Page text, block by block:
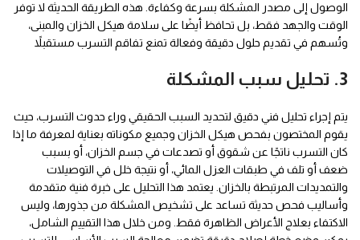
الوصول إلى مصدر المشكلة بسرعة وكفاءة. هذه الطريقة الحديثة لا توفر
الوقت والجهد فقط، بل تحافظ أيضًا على سلامة هيكل الخزان والمبنى،
وتُسهم في تقديم حلول دقيقة وفعالة تمنع تفاقم التسرب مستقبلاً
3. تحليل سبب المشكلة
يتم إجراء تحليل فني دقيق لتحديد السبب الحقيقي وراء حدوث التسرب، حيث
يقوم المختصون بفحص هيكل الخزان وجميع مكوناته بعناية لمعرفة ما إذا
كان التسرب ناتجًا عن شقوق أو تصدعات في جسم الخزان، أو بسبب
ضعف أو تلف في طبقات العزل المائي، أو نتيجة خلل في التوصيلات
والتمديدات المرتبطة بالخزان. يعتمد هذا التحليل على خبرة فنية متقدمة
وأساليب فحص حديثة تساعد على تشخيص المشكلة من جذورها، وليس
الاكتفاء بعلاج الأعراض الظاهرة فقط. ومن خلال هذا التقييم الشامل،